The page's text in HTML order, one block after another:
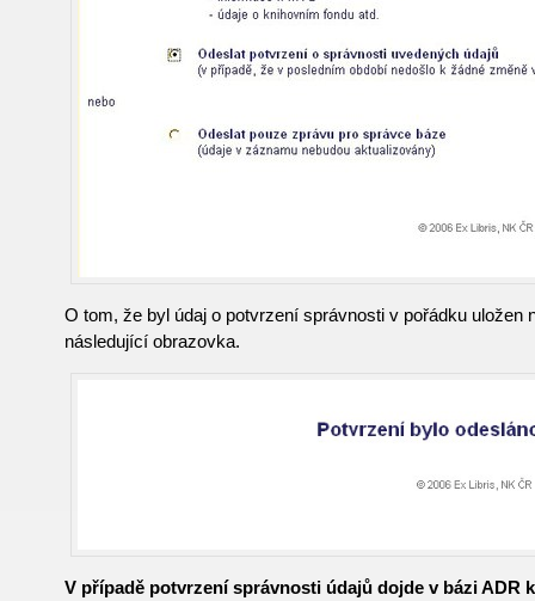
O tom, že byl údaj o potvrzení správnosti v pořádku uložen
následující obrazovka.
V případě potvrzení správnosti údajů dojde v bázi ADR